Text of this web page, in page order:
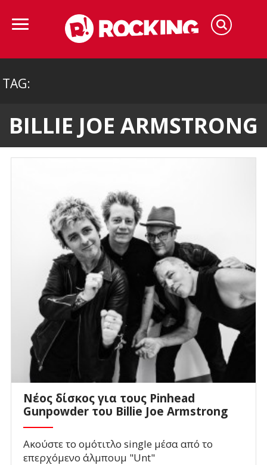
TAG:
BILLIE JOE ARMSTRONG
Νέος δίσκος για τους Pinhead
Gunpowder του Billie Joe Armstrong
Ακούστε το ομότιτλο single μέσα από το
επερχόμενο άλμπουμ "Unt"